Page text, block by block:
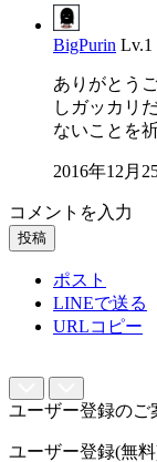
BigPurin Lv.1
ありがとう
しガッカリ
ないことを
2016年12月
コメントを入力
投稿
ポスト
LINEで送る
URLコピー
ユーザー登録のご
ユーザー登録(無